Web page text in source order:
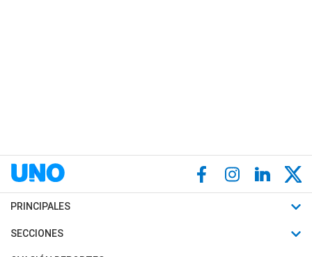
PRINCIPALES
Últimas Noticias
SECCIONES